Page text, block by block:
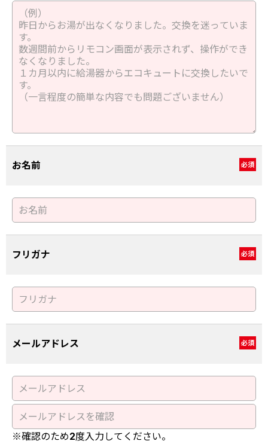
お名前 必須
フリガナ 必須
メールアドレス 必須
※確認のため2度入力してください。